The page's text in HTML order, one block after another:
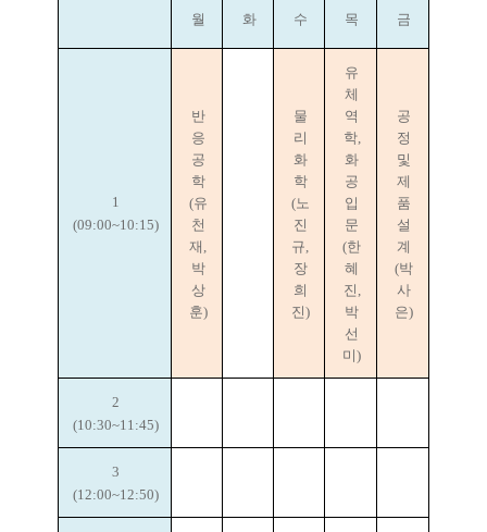
월 화 수 목 금
1
(09:00~10:15)
반
응
공
학
(유
천
재,
박
상
훈)
물
리
화
학
(노
진
규,
장
희
진)
유
체
역
학,
화
공
입
문
(한
혜
진,
박
선
미)
공
정
및
제
품
설
계
(박
사
은)
2
(10:30~11:45)
3
(12:00~12:50)